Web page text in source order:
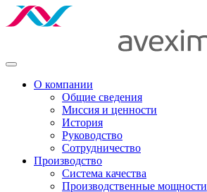
О компании
Общие сведения
Миссия и ценности
История
Руководство
Сотрудничество
Производство
Система качества
Производственные мощности